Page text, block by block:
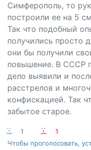
Симферополь, то
построили ее на 5
Так что подобный
получились просто
они бы получили
повышение. В СССР
дело выявили и
расстрелов и
конфискацией. Так
забытое старое.
:-) 1 :-(
1
Чтобы проголосовать,